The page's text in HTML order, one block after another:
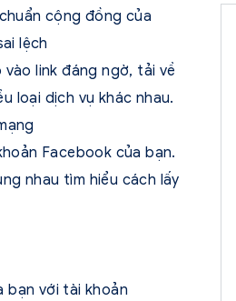
cộng đồng của
lệch
link đáng ngờ, tải về
loại dịch vụ khác nhau.
Facebook của bạn.
nhau tìm hiểu cách lấy
bạn với tài khoản